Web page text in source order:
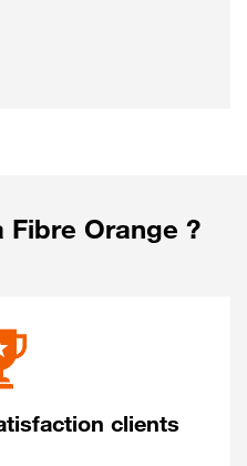
Orange ?
clients